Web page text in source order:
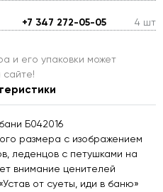
+7 347 272-05-05 4 шт
и его упаковки может
сайте!
Б042016
размера с изображением
леденцов с петушками на
внимание ценителей
от суеты, иди в баню»